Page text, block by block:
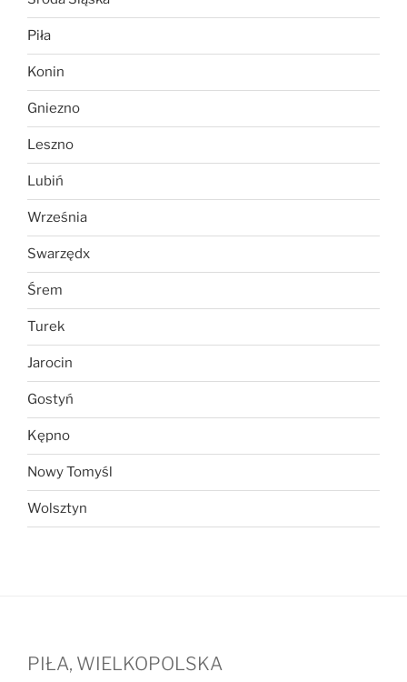
Piła
Konin
Gniezno
Leszno
Lubiń
Września
Swarzędx
Śrem
Turek
Jarocin
Gostyń
Kępno
Nowy Tomyśl
Wolsztyn
PIŁA, WIELKOPOLSKA